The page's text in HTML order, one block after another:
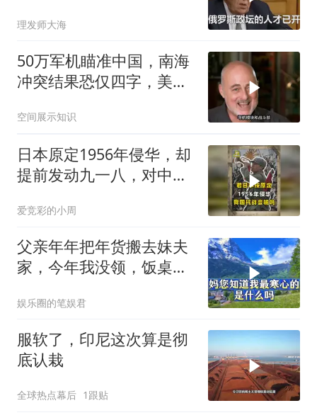
理发师大海
50万军机瞄准中国，南海
冲突结果恐仅四字，美防
空间展示知识
日本原定1956年侵华，却
提前发动九一八，对中国
爱竞彩的小周
父亲年年把年货搬去妹夫
家，今年我没领，饭桌上
娱乐圈的笔娱君
服软了，印尼这次算是彻
底认栽
全球热点幕后 1跟贴